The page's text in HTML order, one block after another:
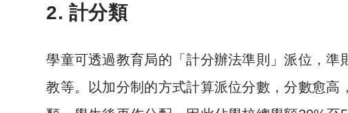
2. 計分類
學童可透過教育局的「計分辦法準則」派位，
教等。以加分制的方式計算派位分數，分數愈